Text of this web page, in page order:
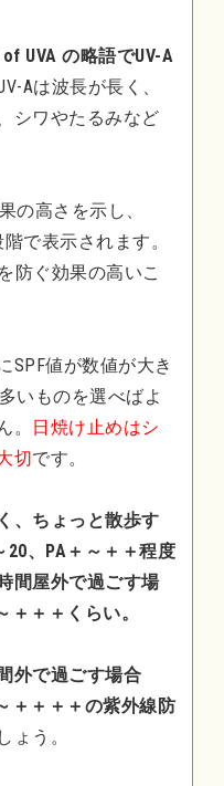
UVA の略語でUV-A
Aは波長が長く、
シワやたるみなど
の高さを示し、
で表示されます。
防ぐ効果の高いこ
SPF値が数値が大き
いものを選べばよ
。
日焼け止めはシ
切です。
、ちょっと散歩す
20、PA＋～＋＋程度
間屋外で過ごす場
＋＋＋くらい。
外で過ごす場合
＋＋＋＋の紫外線防
ょう。